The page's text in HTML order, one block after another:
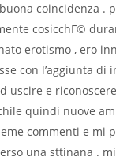
coincidenza .
cosicchГ©
erotismo , ero
con l’aggiunta di
uscire e
quindi nuove
commenti e mi
una sttinana .